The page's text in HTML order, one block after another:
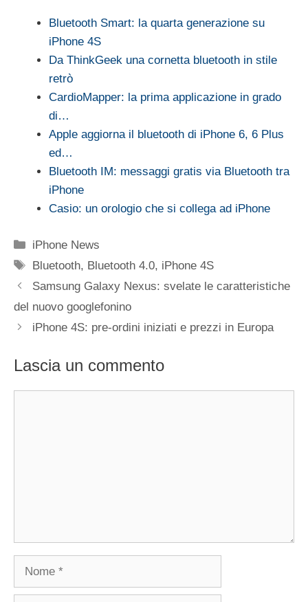
Bluetooth Smart: la quarta generazione su
iPhone 4S
Da ThinkGeek una cornetta bluetooth in stile
retrò
CardioMapper: la prima applicazione in grado
di…
Apple aggiorna il bluetooth di iPhone 6, 6 Plus
ed…
Bluetooth IM: messaggi gratis via Bluetooth tra
iPhone
Casio: un orologio che si collega ad iPhone
Categorie
iPhone News
Tag
Bluetooth, Bluetooth 4.0, iPhone 4S
Samsung Galaxy Nexus: svelate le caratteristiche
del nuovo googlefonino
iPhone 4S: pre-ordini iniziati e prezzi in Europa
Lascia un commento